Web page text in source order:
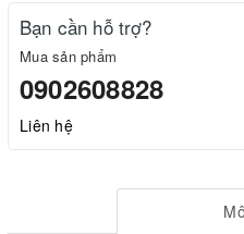
Bạn cần hỗ trợ?
Mua sản phẩm
0902608828
Liên hệ